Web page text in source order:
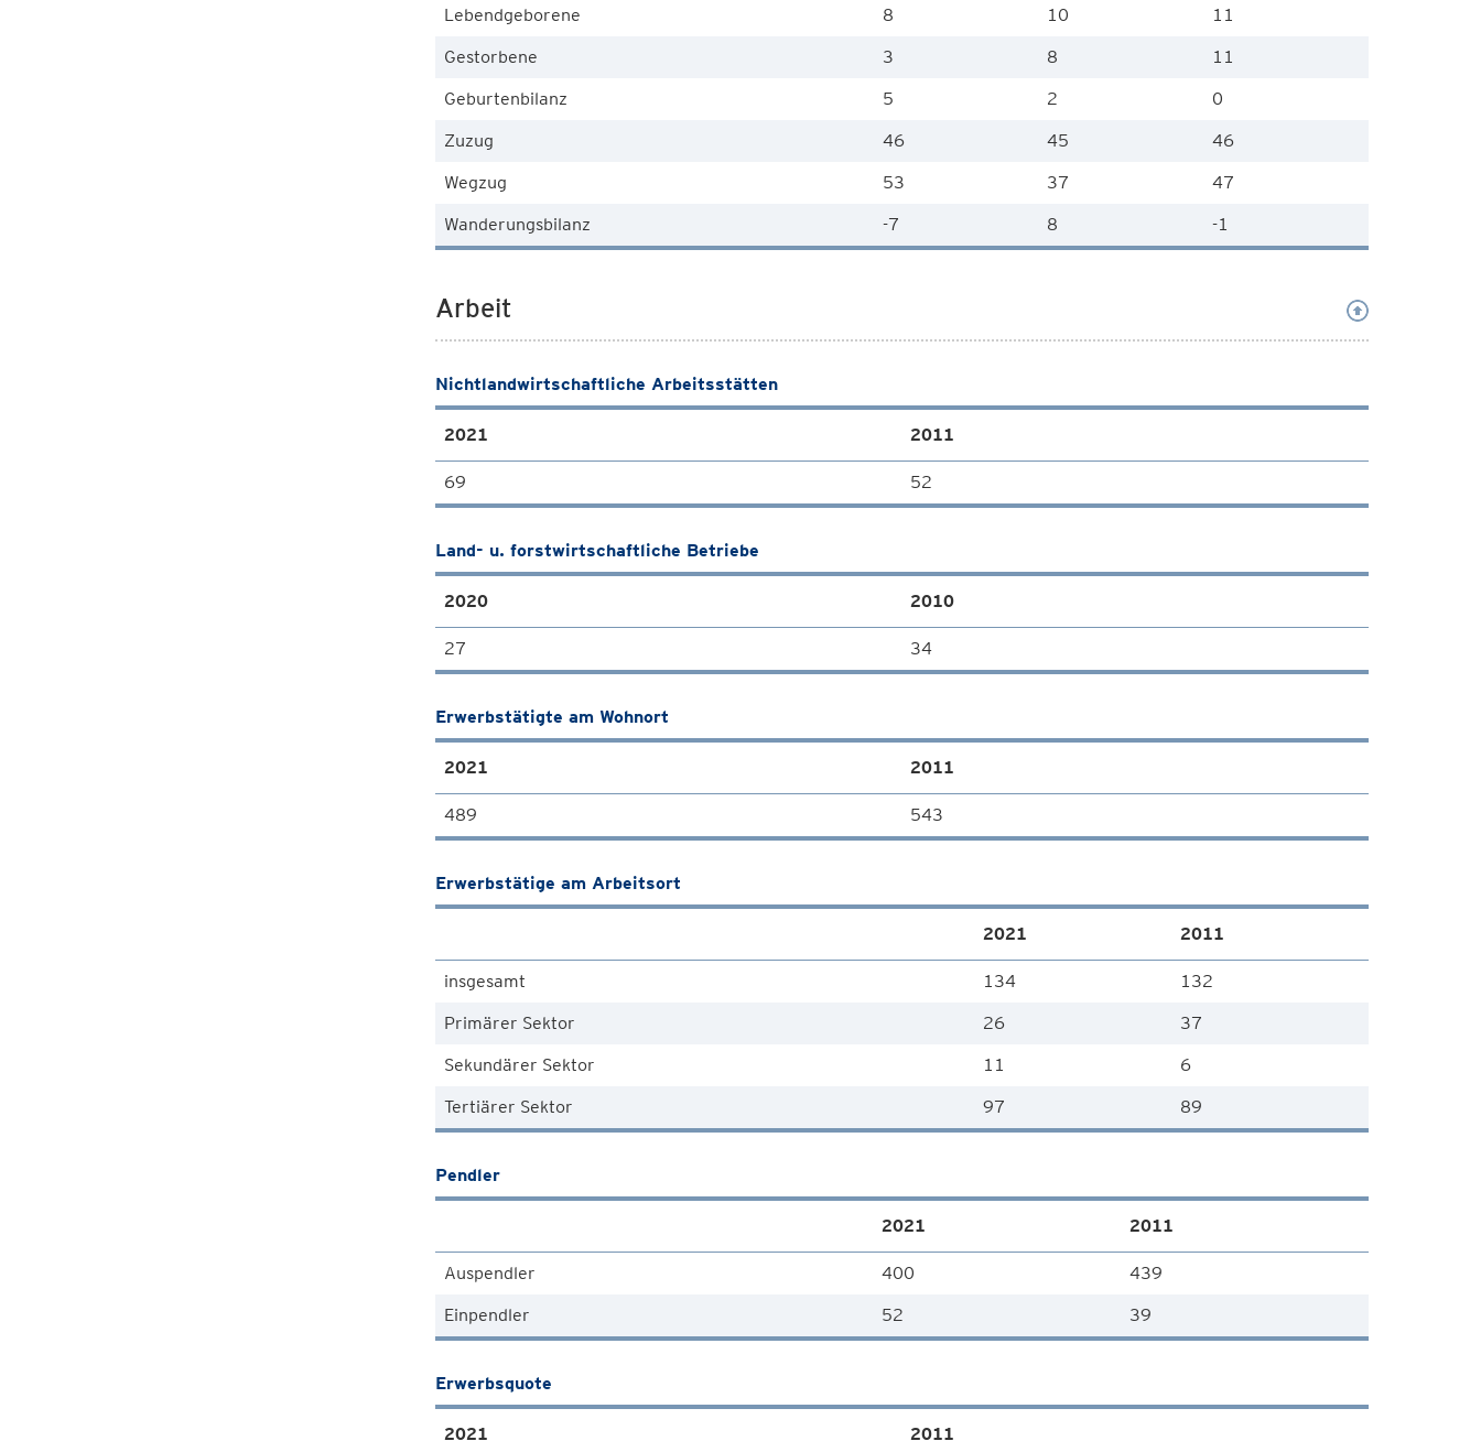
Lebendgeborene 8 10
11
Gestorbene
3 8
11
Geburtenbilanz
5 2
0
Zuzug
46 45
46
Wegzug
53 37
47
Wanderungsbilanz
-7 8 -1
Arbeit
Nichtlandwirtschaftliche Arbeitsstätten
2021 2011
69 52
Land- u. forstwirtschaftliche Betriebe
2020 2010
27 34
Erwerbstätigte am Wohnort
2021 2011
489 543
Erwerbstätige am Arbeitsort
2021 2011
insgesamt 134
132
Primärer Sektor
26
37
Sekundärer Sektor
11
6
Tertiärer Sektor
97 89
Pendler
2021 2011
Auspendler 400
439
Einpendler
52 39
Erwerbsquote
2021 2011